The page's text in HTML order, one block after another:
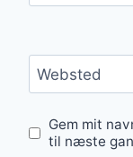
Websted
Gem mit
til næste